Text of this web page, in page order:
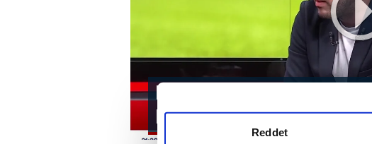
Reddet
Lewandowski adım adım
Hakan Safi prensipte